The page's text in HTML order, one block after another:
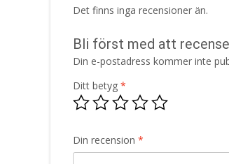
Det finns inga recensioner än.
Bli först med att
Din e-postadress kommer inte
Ditt betyg *
Din recension *